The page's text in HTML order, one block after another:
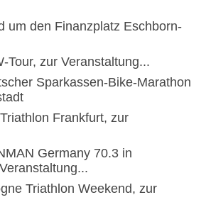
um den Finanzplatz Eschborn-
Tour, zur Veranstaltung...
Sparkassen-Bike-Marathon
Frankfurt, zur
Germany 70.3 in
Triathlon Weekend, zur